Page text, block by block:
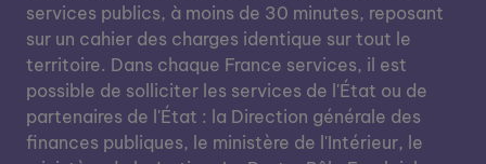
services publics, à moins de 30 minutes, reposant
sur un cahier des charges identique sur tout le
territoire. Dans chaque France services, il est
possible de solliciter les services de l'État ou de
partenaires de l'État : la Direction générale des
finances publiques, le ministère de l'Intérieur, le